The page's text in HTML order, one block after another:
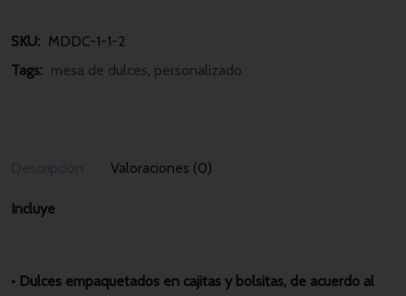
SKU: MDDC-1-1-2
Tags: mesa de dulces, personalizado
Valoraciones (0)
Incluye
• Dulces empaquetados en cajitas y bolsitas, de acuerdo al